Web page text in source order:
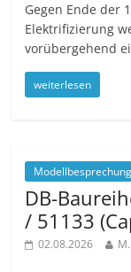
Gegen Ende der
Elektrifizierung
vorübergehend
weiterlesen
Modellbesprechung
DB-
/ 51133
02.08.2026